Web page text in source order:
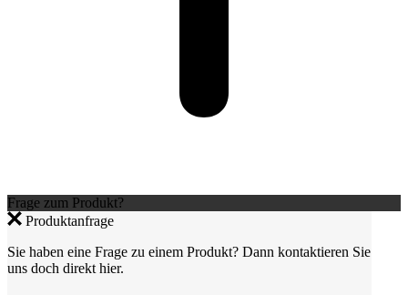
Frage zum Produkt?
Produktanfrage
Sie haben eine Frage zu einem Produkt? Dann kontaktieren Sie
uns doch direkt hier.